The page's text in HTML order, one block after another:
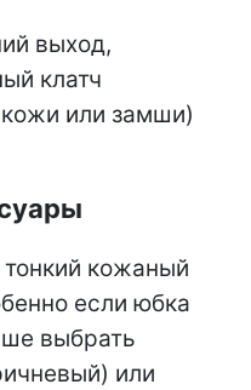
выход,
клатч
или замши)
кожаный
если юбка
выбрать
или